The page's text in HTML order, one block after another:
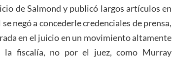
de Salmond y publicó largos artículos en
negó a concederle credenciales de prensa,
en el juicio en un movimiento altamente
la fiscalía, no por el juez, como Murray